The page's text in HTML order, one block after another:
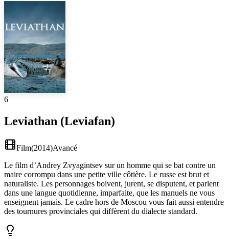
6
Leviathan (Leviafan)
Film(2014)Avancé
Le film d’Andrey Zvyagintsev sur un homme qui se bat contre un
maire corrompu dans une petite ville côtière. Le russe est brut et
naturaliste. Les personnages boivent, jurent, se disputent, et parlent
dans une langue quotidienne, imparfaite, que les manuels ne vous
enseignent jamais. Le cadre hors de Moscou vous fait aussi entendre
des tournures provinciales qui diffèrent du dialecte standard.